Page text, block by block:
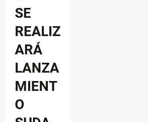
SE
REALIZ
ARÁ
LANZA
MIENT
O